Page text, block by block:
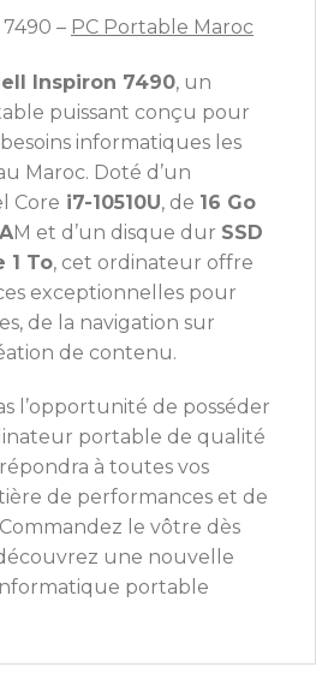
– PC Portable Maroc
Inspiron 7490, un
puissant conçu pour
informatiques les
Maroc. Doté d’un
Core i7-10510U, de 16 Go
M et d’un disque dur SSD
1 To, cet ordinateur offre
exceptionnelles pour
de la navigation sur
de contenu.
l’opportunité de posséder
portable de qualité
à toutes vos
de performances et de
le vôtre dès
une nouvelle
portable